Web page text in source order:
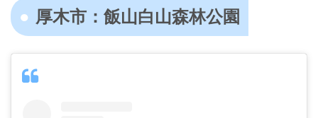
厚木市：飯山白山森林公園